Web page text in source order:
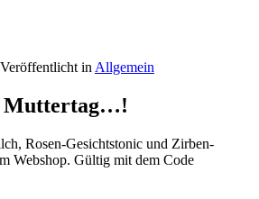
Veröffentlicht in Allgemein
Muttertag…!
Rosen-Gesichtstonic und Zirben-
Webshop. Gültig mit dem Code